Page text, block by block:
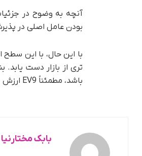
آنچه به وضوح در
بودن عامل اصلی در
با این حال، با این
تری از بازار دست یابد.
باشد، مطمئناً EV9 ارزش جلب کردن توجه شما را دارد.
بابک مختارنیا